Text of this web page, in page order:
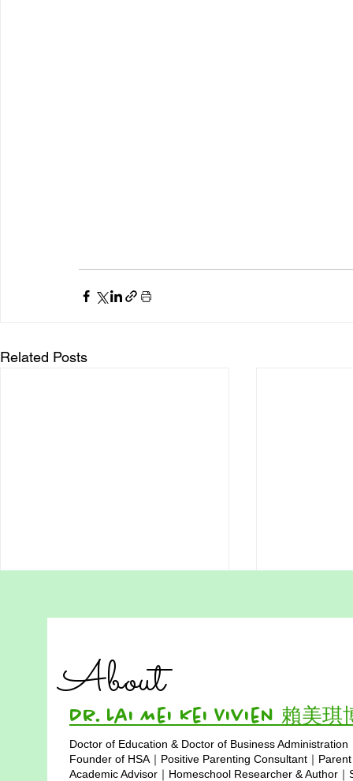
Related Posts
Homeschool Students
https://www.hsa.hk/hsafreeworksh
eets What Is AI Ethics? 什麼是 AI
倫理？ AI ethics is about making
sure AI is used in a safe, fair, and
kind way. It teaches us to check
Growth
that success
score of 95%
a trigger for
“Why n
Copyright ©
About
Dr. Lai Mei Kei Vivien 賴美琪
Doctor of Education & Doctor of Business Administration
Founder of HSA｜Positive Parenting Consultant｜
Academic Advisor｜Homeschool Researcher & Author